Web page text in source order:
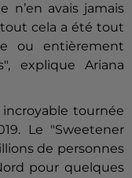
n’en avais jamais
cela a été tout
ou entièrement
explique Ariana
tournée
Le "Sweetener
de personnes
pour quelques